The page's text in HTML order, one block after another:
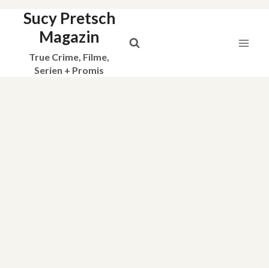
Sucy Pretsch
Magazin
True Crime, Filme,
Serien + Promis